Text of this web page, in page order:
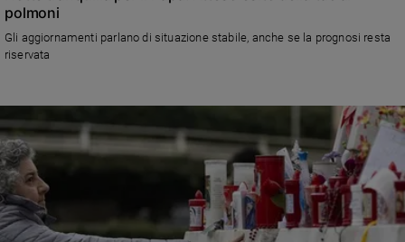
polmoni
Gli aggiornamenti parlano di situazione stabile, anche se la prognosi resta
riservata